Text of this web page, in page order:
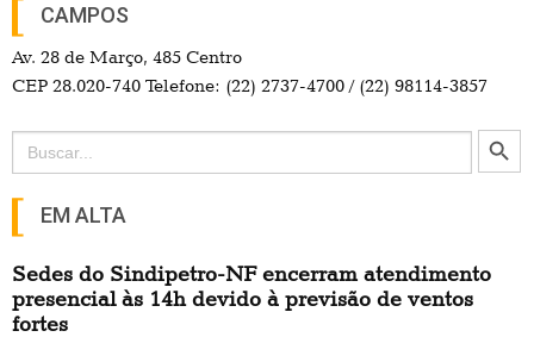
CAMPOS
Av. 28 de Março, 485 Centro
CEP 28.020-740 Telefone: (22) 2737-4700 / (22) 98114-3857
Search
for:
Search Button
EM ALTA
Sedes do Sindipetro-NF encerram atendimento
presencial às 14h devido à previsão de ventos
fortes